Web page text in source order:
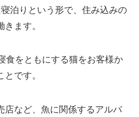
泊りという形で、住み込みの
ます。
食をともにする猫をお客様か
です。
店など、魚に関係するアルバ